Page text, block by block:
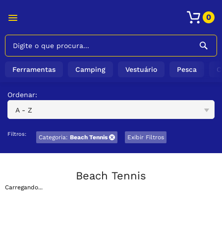
0
Ferramentas Camping Vestuário Pesca
Ordenar:
A - Z
Filtros: Categoria: Beach Tennis Exibir Filtros
Beach Tennis
Carregando...